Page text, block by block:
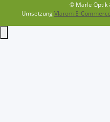
© Marle Optik
UmsetzungVlarom E-